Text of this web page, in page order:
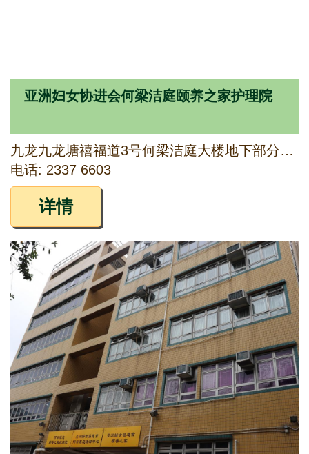
亚洲妇女协进会何梁洁庭颐养之家护理院
九龙九龙塘禧福道3号何梁洁庭大楼地下部分、1字楼至3字楼及顶楼
电话: 2337 6603
详情